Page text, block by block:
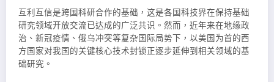
互利互信是跨国科研合作的基础，这是各国科技界在保持基础
研究领域开放交流已达成的广泛共识。然而，近年来在地缘政
治、新冠疫情、俄乌冲突等复杂国际局势下，以美国为首的西
方国家对我国的关键核心技术封锁正逐步延伸到相关领域的基
础研究。